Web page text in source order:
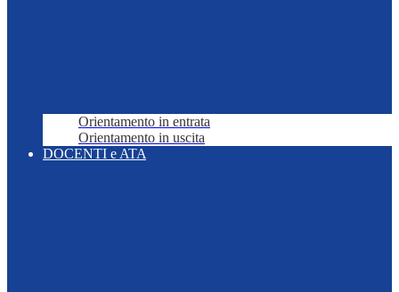
Orientamento in entrata
Orientamento in uscita
DOCENTI e ATA